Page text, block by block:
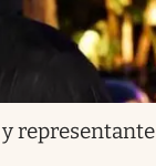
representante